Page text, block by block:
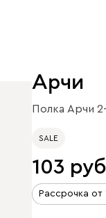
Арчи
Полка Арчи
SALE
103
Рассрочка от